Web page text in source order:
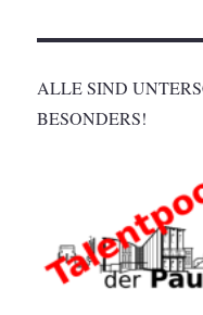
ALLE SIND
BESONDERS!